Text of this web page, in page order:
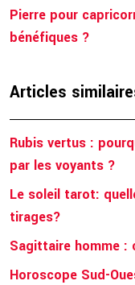
Pierre pour
bénéfiques ?
Articles
Rubis vertus :
par les voyants ?
Le soleil tarot:
tirages?
Sagittaire homme :
Horoscope Sud-